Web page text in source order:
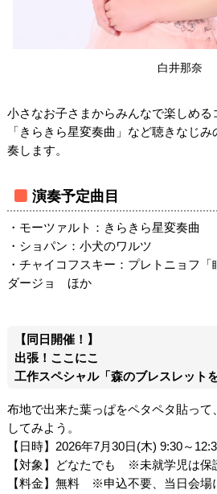
白井那奈
小さなお子さまからみんなで楽しめる
「きらきら星変奏曲」など聴きなじ
奏します。
演奏予定曲目
・モーツァルト：きらきら星変奏曲
・ショパン：小犬のワルツ
・チャイコフスキー：プレトニョフ
ダージョ ほか
【同日開催！】
出張！ここにこ
工作スペシャル「森のブレスレット
布地で出来た葉っぱをペタペタ貼って
してみよう。
【日時】2026年7月30日(木) 9:30～
【対象】どなたでも ※未就学児は保
【料金】無料 ※申込不要、当日会場